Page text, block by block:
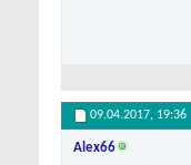
09.04.2017, 19:36
Alex66